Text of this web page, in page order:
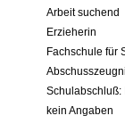
Arbeit suchend
Erzieherin
Fachschule für
Schulabschluß:
kein Angaben